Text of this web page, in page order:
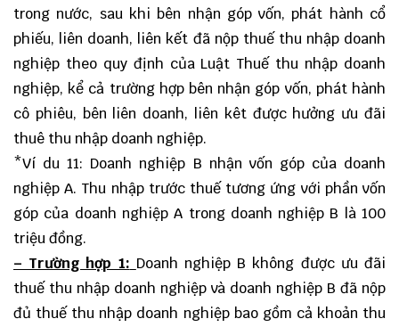
trong nước, sau khi bên nhận góp vốn, phát hành cổ
phiếu, liên doanh, liên kết đã nộp thuế thu nhập doanh
nghiệp theo quy định của Luật Thuế thu nhập doanh
nghiệp, kể cả trường hợp bên nhận góp vốn, phát hành
cô phiêu, bên liên doanh, liên kêt được hưởng ưu đãi
thuê thu nhập doanh nghiệp.
*Ví du 11: Doanh nghiệp B nhận vốn góp của doanh
nghiệp A. Thu nhập trước thuế tương ứng với phần vốn
góp của doanh nghiệp A trong doanh nghiệp B là 100
triệu đồng.
– Trường hợp 1: Doanh nghiệp B không được ưu đãi
thuế thu nhập doanh nghiệp và doanh nghiệp B đã nộp
đủ thuế thu nhập doanh nghiệp bao gồm cả khoản thu